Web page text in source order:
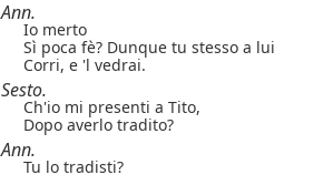
Ann.
Io merto
Sì poca fè? Dunque tu stesso a lui
Corri, e 'l vedrai.
Sesto.
Ch'io mi presenti a Tito,
Dopo averlo tradito?
Ann.
Tu lo tradisti?